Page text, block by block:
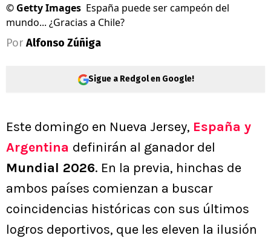
© Getty Images España puede ser campeón del
mundo... ¿Gracias a Chile?
Por Alfonso Zúñiga
Sigue a Redgol en Google!
Este domingo en Nueva Jersey, España y
Argentina definirán al ganador del
Mundial 2026. En la previa, hinchas de
ambos países comienzan a buscar
coincidencias históricas con sus últimos
logros deportivos, que les eleven la ilusión